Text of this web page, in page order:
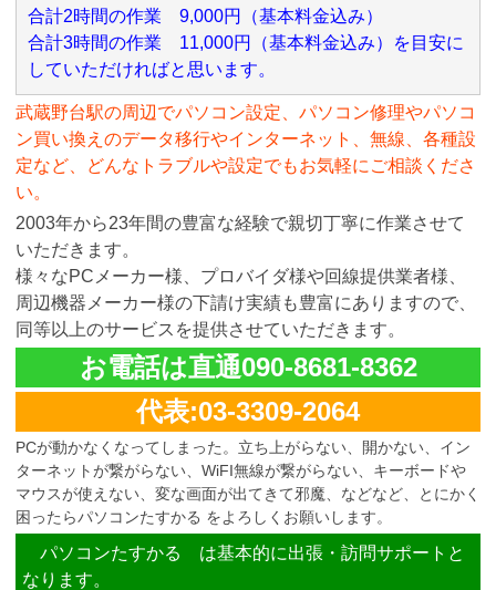
合計2時間の作業 9,000円（基本料金込み）
合計3時間の作業 11,000円（基本料金込み）を目安に
していただければと思います。
武蔵野台駅の周辺でパソコン設定、パソコン修理やパソコ
ン買い換えのデータ移行やインターネット、無線、各種設
定など、どんなトラブルや設定でもお気軽にご相談くださ
い。
2003年から23年間の豊富な経験で親切丁寧に作業させて
いただきます。
様々なPCメーカー様、プロバイダ様や回線提供業者様、
周辺機器メーカー様の下請け実績も豊富にありますので、
同等以上のサービスを提供させていただきます。
お電話は直通090-8681-8362
代表:03-3309-2064
PCが動かなくなってしまった。立ち上がらない、開かない、イン
ターネットが繋がらない、WiFI無線が繋がらない、キーボードや
マウスが使えない、変な画面が出てきて邪魔、などなど、とにかく
困ったらパソコンたすかる をよろしくお願いします。
パソコンたすかる は基本的に出張・訪問サポートと
なります。